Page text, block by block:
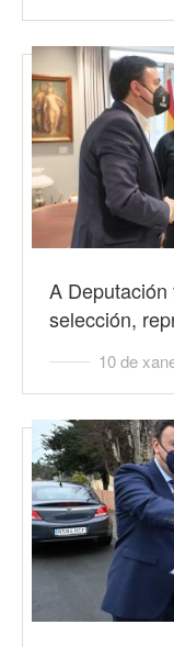
A
selección,
10 de